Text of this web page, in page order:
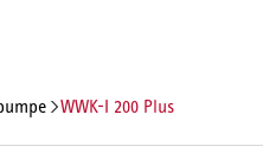
DOKUMENTEZUBEHÖR
WWK-I 200 Plus